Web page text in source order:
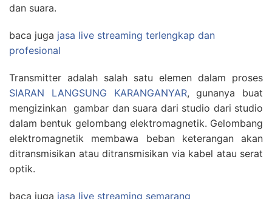
dan suara.
baca juga jasa live streaming terlengkap dan
profesional
Transmitter adalah salah satu elemen dalam proses
SIARAN LANGSUNG KARANGANYAR, gunanya buat
mengizinkan gambar dan suara dari studio dari studio
dalam bentuk gelombang elektromagnetik. Gelombang
elektromagnetik membawa beban keterangan akan
ditransmisikan atau ditransmisikan via kabel atau serat
optik.
baca juga jasa live streaming semarang